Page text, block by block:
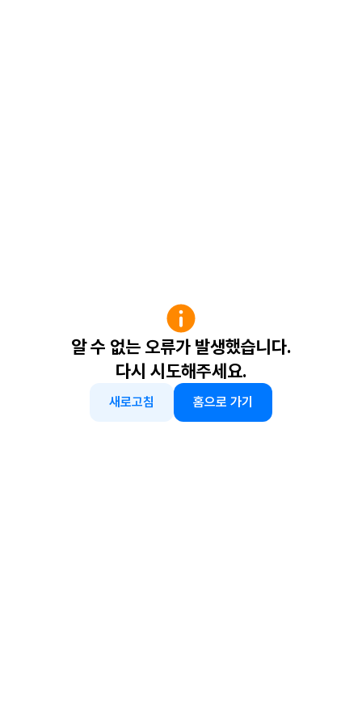
알 수 없는 오류가 발생했습니다.
다시 시도해주세요.
새로고침 홈으로 가기